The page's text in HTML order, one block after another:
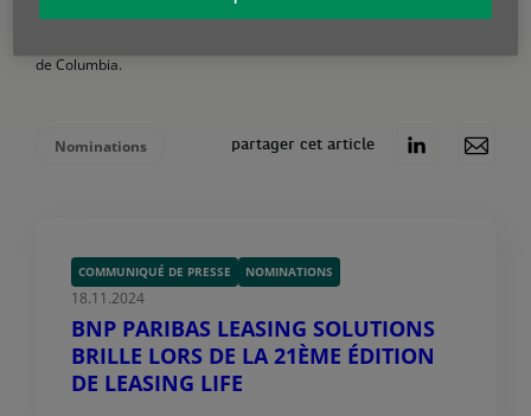
de Columbia.
Nominations partager cet article
COMMUNIQUÉ DE PRESSE NOMINATIONS
18.11.2024
BNP PARIBAS LEASING SOLUTIONS
BRILLE LORS DE LA 21ÈME ÉDITION
DE LEASING LIFE